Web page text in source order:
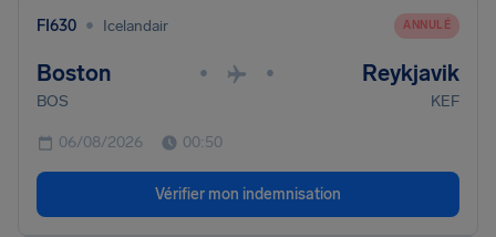
FI630 • Icelandair ANNULÉ
Boston • • Reykjavik
BOS KEF
06/08/2026 00:50
Vérifier mon indemnisation